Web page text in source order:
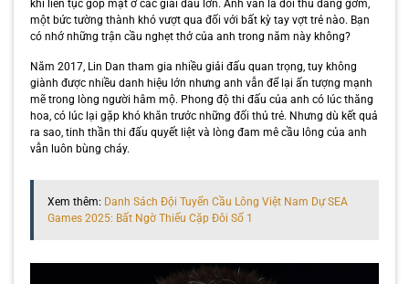
khi liên tục góp mặt ở các giải đấu lớn. Anh vẫn là đối thủ đáng gờm,
một bức tường thành khó vượt qua đối với bất kỳ tay vợt trẻ nào. Bạn
có nhớ những trận cầu nghẹt thở của anh trong năm này không?
Năm 2017, Lin Dan tham gia nhiều giải đấu quan trọng, tuy không
giành được nhiều danh hiệu lớn nhưng anh vẫn để lại ấn tượng mạnh
mẽ trong lòng người hâm mộ. Phong độ thi đấu của anh có lúc thăng
hoa, có lúc lại gặp khó khăn trước những đối thủ trẻ. Nhưng dù kết quả
ra sao, tinh thần thi đấu quyết liệt và lòng đam mê cầu lông của anh
vẫn luôn bùng cháy.
Xem thêm: Danh Sách Đội Tuyển Cầu Lông Việt Nam Dự SEA
Games 2025: Bất Ngờ Thiếu Cặp Đôi Số 1